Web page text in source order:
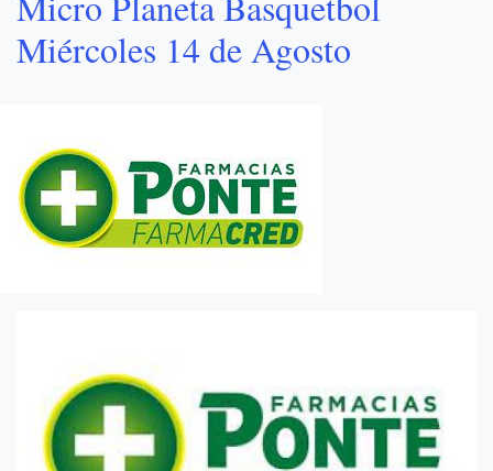
Miércoles 14 de Agosto